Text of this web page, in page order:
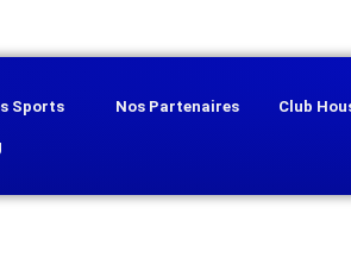
Sports Nos Partenaires Club